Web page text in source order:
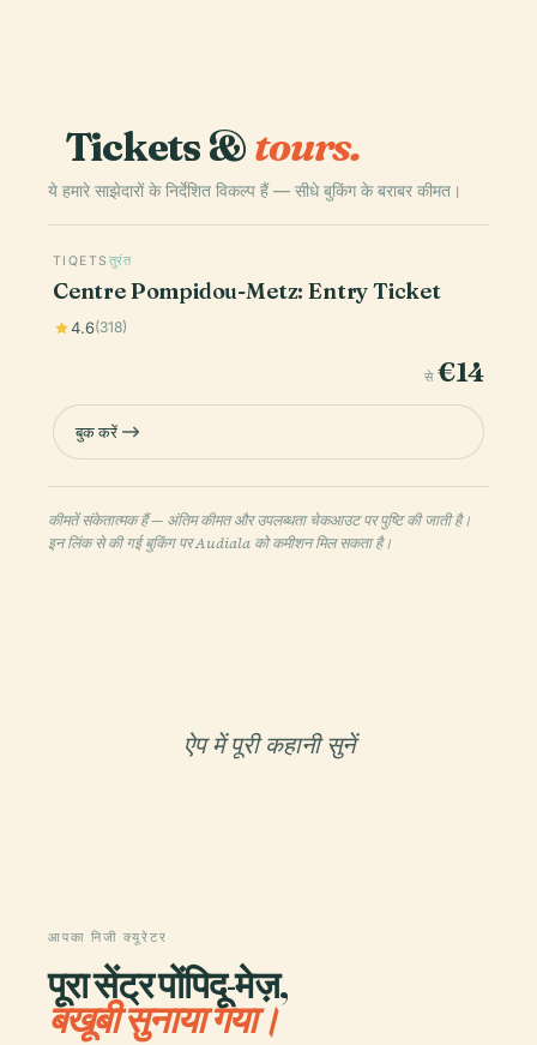
Tickets &tours.
ये हमारे साझेदारों के निर्देशित विकल्प हैं — सीधे बुकिंग के बराबर कीमत।
TIQETS तुरंत
Centre Pompidou-Metz: Entry Ticket
4.6(318)
से €14
बुक करें
कीमतें संकेतात्मक हैं — अंतिम कीमत और उपलब्धता चेकआउट पर पुष्टि की जाती है।
इन लिंक से की गई बुकिंग पर Audiala को कमीशन मिल सकता है।
ऐप में पूरी कहानी सुनें
आपका निजी क्यूरेटर
पूरा सेंट्र पोंपिदू-मेज़,
बखूबी सुनाया गया।